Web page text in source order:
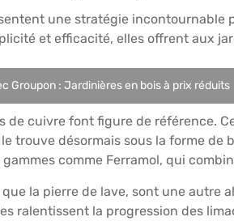
une stratégie incontournable
et efficacité, elles offrent aux
Groupon : Jardinières en bois à prix réduits
de cuivre font figure de référence.
trouve désormais sous la forme
comme Ferramol, qui
la pierre de lave, sont une
ralentissent la progression des